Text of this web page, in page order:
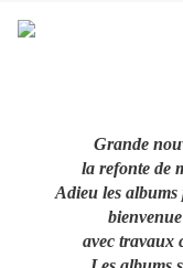
Grande
la refonte de
Adieu les albums
avec travaux